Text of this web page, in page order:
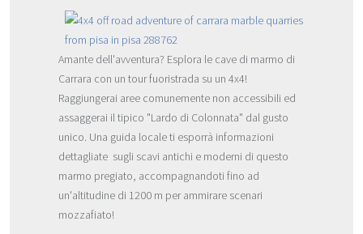
Amante dell'avventura? Esplora le cave di marmo di
Carrara con un tour fuoristrada su un 4x4!
Raggiungerai aree comunemente non accessibili ed
assaggerai il tipico "Lardo di Colonnata" dal gusto
unico. Una guida locale ti esporrà informazioni
dettagliate sugli scavi antichi e moderni di questo
marmo pregiato, accompagnandoti fino ad
un'altitudine di 1200 m per ammirare scenari
mozzafiato!